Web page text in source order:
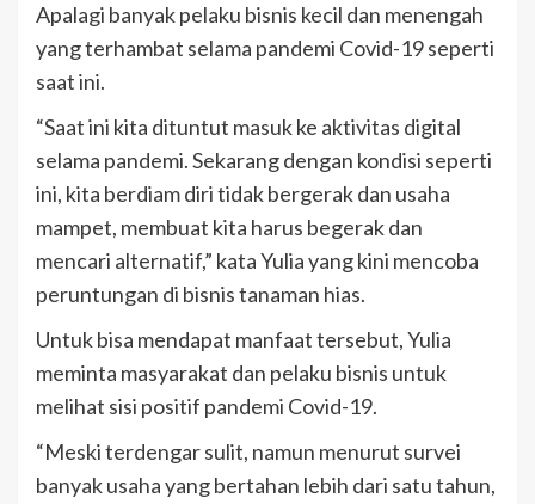
Apalagi banyak pelaku bisnis kecil dan menengah
yang terhambat selama pandemi Covid-19 seperti
saat ini.
“Saat ini kita dituntut masuk ke aktivitas digital
selama pandemi. Sekarang dengan kondisi seperti
ini, kita berdiam diri tidak bergerak dan usaha
mampet, membuat kita harus begerak dan
mencari alternatif,” kata Yulia yang kini mencoba
peruntungan di bisnis tanaman hias.
Untuk bisa mendapat manfaat tersebut, Yulia
meminta masyarakat dan pelaku bisnis untuk
melihat sisi positif pandemi Covid-19.
“Meski terdengar sulit, namun menurut survei
banyak usaha yang bertahan lebih dari satu tahun,